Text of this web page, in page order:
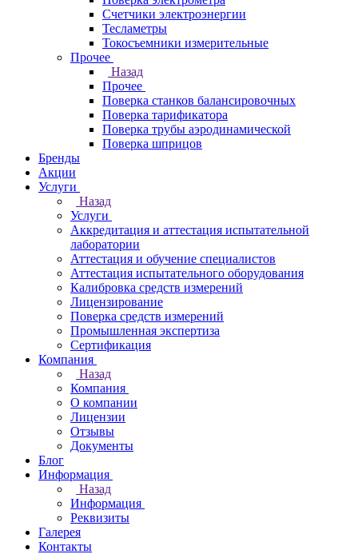
Счетчики электроэнергии
Тесламетры
Токосъемники измерительные
Прочее
Назад
Прочее
Поверка станков балансировочных
Поверка тарификатора
Поверка трубы аэродинамической
Поверка шприцов
Бренды
Акции
Услуги
Назад
Услуги
Аккредитация и аттестация испытательной
лаборатории
Аттестация и обучение специалистов
Аттестация испытательного оборудования
Калибровка средств измерений
Лицензирование
Поверка средств измерений
Промышленная экспертиза
Сертификация
Компания
Назад
Компания
О компании
Лицензии
Отзывы
Документы
Блог
Информация
Назад
Информация
Реквизиты
Галерея
Контакты